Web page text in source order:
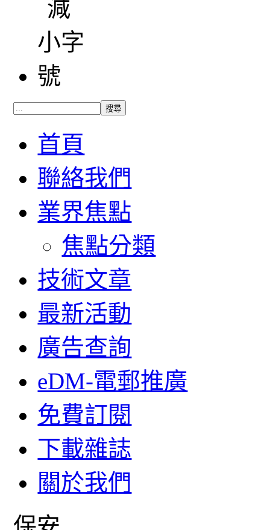
首頁
聯絡我們
業界焦點
焦點分類
技術文章
最新活動
廣告查詢
eDM-電郵推廣
免費訂閱
下載雜誌
關於我們